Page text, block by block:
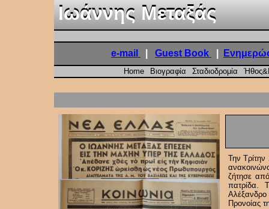
Ιωάννης Μεταξάς
Ιωάννης Μεταξάς
Την
ζήτησε
πατρίδα.
Προνοίας
e-mail Guest Book
Home Βιογραφία Σταδιοδρομία